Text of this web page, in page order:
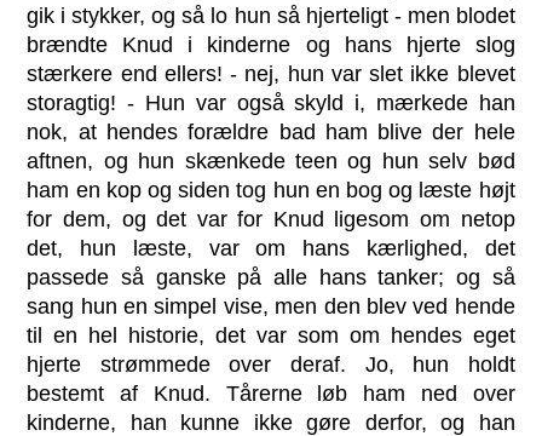
gik i stykker, og så lo hun så hjerteligt - men blodet
brændte Knud i kinderne og hans hjerte slog
stærkere end ellers! - nej, hun var slet ikke blevet
storagtig! - Hun var også skyld i, mærkede han
nok, at hendes forældre bad ham blive der hele
aftnen, og hun skænkede teen og hun selv bød
ham en kop og siden tog hun en bog og læste højt
for dem, og det var for Knud ligesom om netop
det, hun læste, var om hans kærlighed, det
passede så ganske på alle hans tanker; og så
sang hun en simpel vise, men den blev ved hende
til en hel historie, det var som om hendes eget
hjerte strømmede over deraf. Jo, hun holdt
bestemt af Knud. Tårerne løb ham ned over
kinderne, han kunne ikke gøre derfor, og han